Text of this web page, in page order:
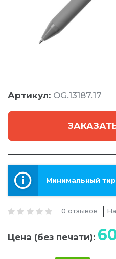
Артикул: OG.13187.17
Минимальный
0 отзывов
Цена (без печати):